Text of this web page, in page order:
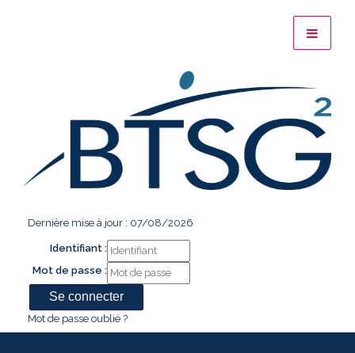
Dernière mise à jour : 07/08/2026
Identifiant :
Mot de passe :
Mot de passe oublié ?